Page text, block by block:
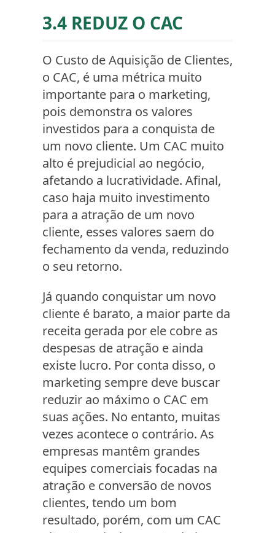
3.4 REDUZ O CAC
O Custo de Aquisição de Clientes,
o CAC, é uma métrica muito
importante para o marketing,
pois demonstra os valores
investidos para a conquista de
um novo cliente. Um CAC muito
alto é prejudicial ao negócio,
afetando a lucratividade. Afinal,
caso haja muito investimento
para a atração de um novo
cliente, esses valores saem do
fechamento da venda, reduzindo
o seu retorno.
Já quando conquistar um novo
cliente é barato, a maior parte da
receita gerada por ele cobre as
despesas de atração e ainda
existe lucro. Por conta disso, o
marketing sempre deve buscar
reduzir ao máximo o CAC em
suas ações. No entanto, muitas
vezes acontece o contrário. As
empresas mantêm grandes
equipes comerciais focadas na
atração e conversão de novos
clientes, tendo um bom
resultado, porém, com um CAC